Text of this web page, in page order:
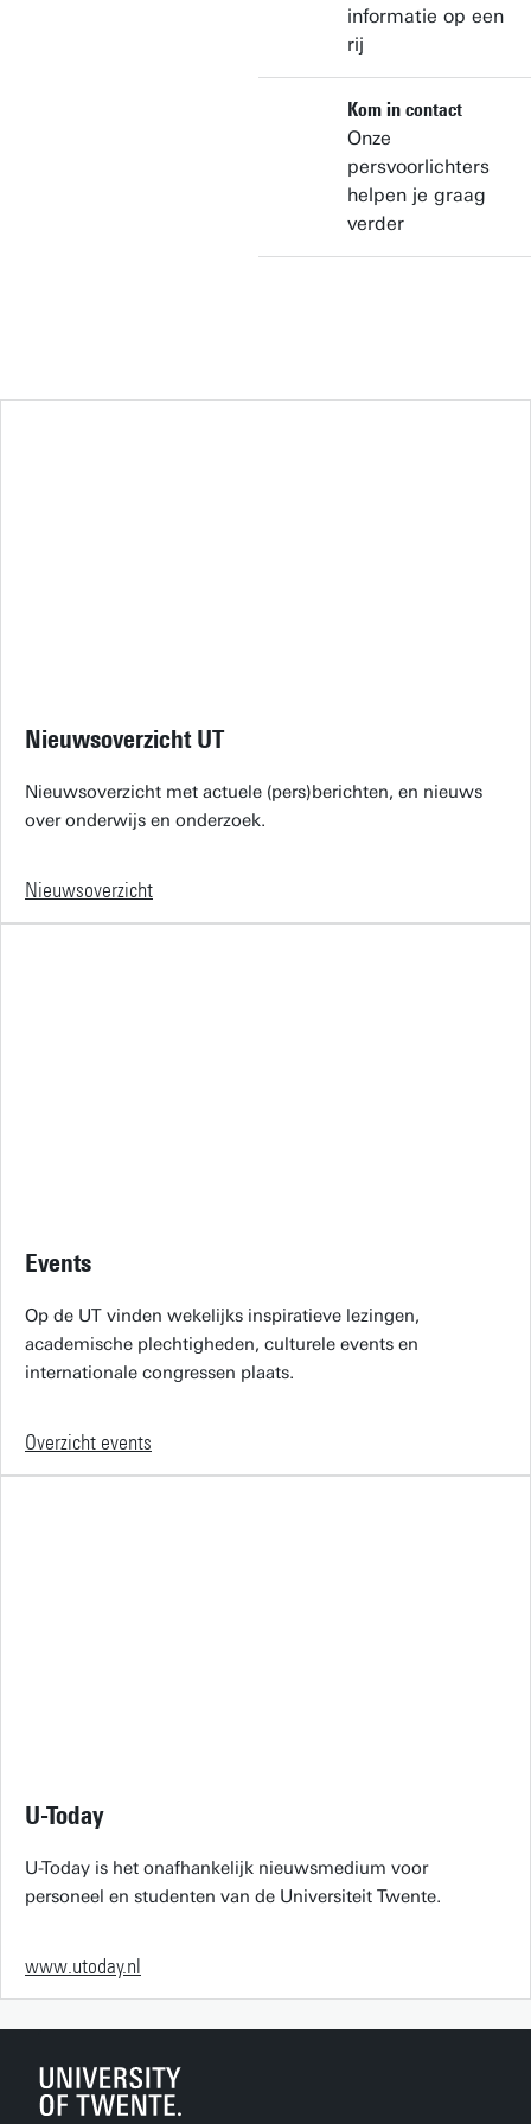
informatie op een
rij
Kom in contact
Onze
persvoorlichters
helpen je graag
verder
Nieuwsoverzicht UT
Nieuwsoverzicht met actuele (pers)berichten, en nieuws
over onderwijs en onderzoek.
Nieuwsoverzicht
Events
Op de UT vinden wekelijks inspiratieve lezingen,
academische plechtigheden, culturele events en
internationale congressen plaats.
Overzicht events
U-Today
U-Today is het onafhankelijk nieuwsmedium voor
personeel en studenten van de Universiteit Twente.
www.utoday.nl